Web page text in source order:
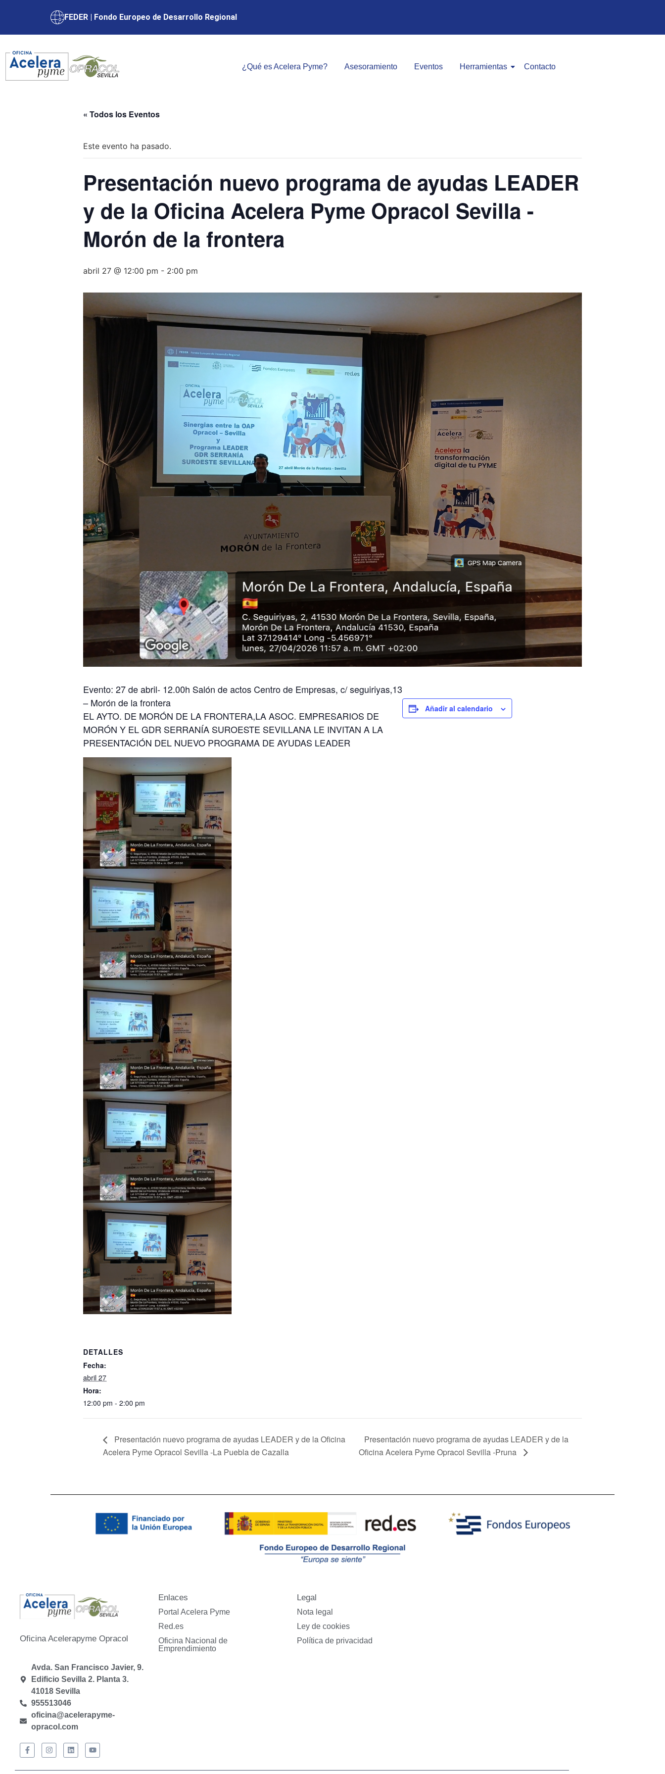
FEDER | Fondo Europeo de Desarrollo Regional
¿Qué es Acelera Pyme? Asesoramiento Eventos Herramientas Contacto
« Todos los Eventos
Este evento ha pasado.
Presentación nuevo programa de ayudas LEADER
y de la Oficina Acelera Pyme Opracol Sevilla -
Morón de la frontera
abril 27 @ 12:00 pm - 2:00 pm
Evento: 27 de abril- 12.00h Salón de actos Centro de Empresas, c/ seguiriyas,13
– Morón de la frontera
EL AYTO. DE MORÓN DE LA FRONTERA,LA ASOC. EMPRESARIOS DE
MORÓN Y EL GDR SERRANÍA SUROESTE SEVILLANA LE INVITAN A LA
PRESENTACIÓN DEL NUEVO PROGRAMA DE AYUDAS LEADER
Añadir al calendario
DETALLES
Fecha:
abril 27
Hora:
12:00 pm - 2:00 pm
Presentación nuevo programa de ayudas LEADER y de la Oficina
Acelera Pyme Opracol Sevilla -La Puebla de Cazalla
Presentación nuevo programa de ayudas LEADER y de la
Oficina Acelera Pyme Opracol Sevilla -Pruna
Oficina Acelerapyme Opracol
Avda. San Francisco Javier, 9.
Edificio Sevilla 2. Planta 3.
41018 Sevilla
955513046
oficina@acelerapyme-
opracol.com
Enlaces
Portal Acelera Pyme
Red.es
Oficina Nacional de
Emprendimiento
Legal
Nota legal
Ley de cookies
Política de privacidad